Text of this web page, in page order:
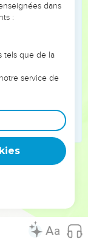
sa conduite une
(tout en ayant
pour lui-
les autres."
et s'en voir
de l'illusion
plutôt aux
dans
:
tels que de la
service de